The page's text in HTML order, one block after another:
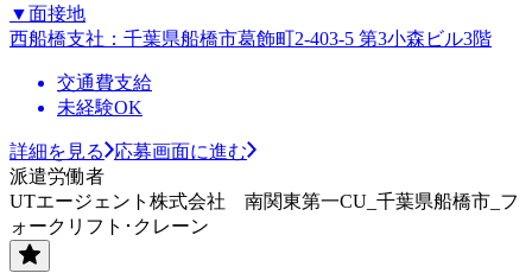
▼面接地
西船橋支社：千葉県船橋市葛飾町2-403-5 第3小森ビル3階
交通費支給
未経験OK
詳細を見る
応募画面に進む
派遣労働者
UTエージェント株式会社 南関東第一CU_千葉県船橋市_フ
ォークリフト･クレーン